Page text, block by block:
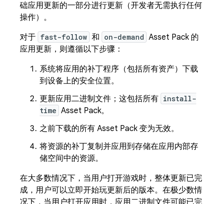
础应用更新的一部分进行更新（开发者无需执行任何
操作）。
对于 fast-follow 和 on-demand Asset Pack 的
应用更新，则遵循以下步骤：
系统将应用的补丁程序（包括所有资产）下载
到设备上的安全位置。
更新应用二进制文件；这包括所有 install-
time Asset Pack。
之前下载的所有 Asset Pack 变为无效。
将资源的补丁复制并应用到存储在应用内部存
储空间中的资源。
在大多数情况下，当用户打开游戏时，整体更新已完
成，用户可以立即开始玩更新后的版本。在极少数情
况下，当用户打开应用时，应用二进制文件可能已完